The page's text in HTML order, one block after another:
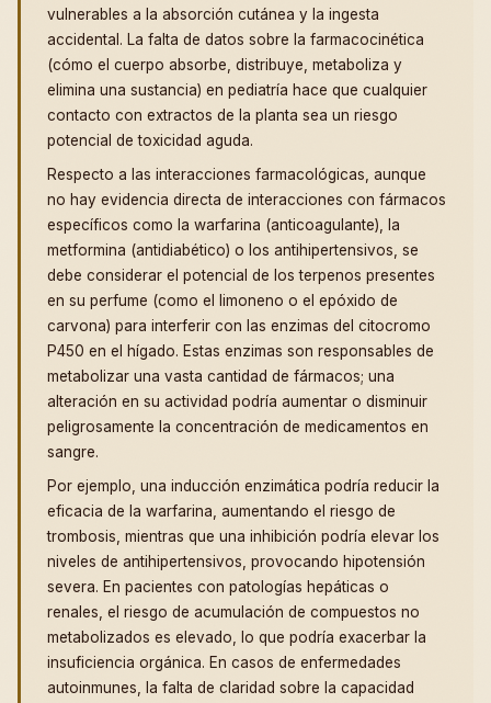
vulnerables a la absorción cutánea y la ingesta
accidental. La falta de datos sobre la farmacocinética
(cómo el cuerpo absorbe, distribuye, metaboliza y
elimina una sustancia) en pediatría hace que cualquier
contacto con extractos de la planta sea un riesgo
potencial de toxicidad aguda.
Respecto a las interacciones farmacológicas, aunque
no hay evidencia directa de interacciones con fármacos
específicos como la warfarina (anticoagulante), la
metformina (antidiabético) o los antihipertensivos, se
debe considerar el potencial de los terpenos presentes
en su perfume (como el limoneno o el epóxido de
carvona) para interferir con las enzimas del citocromo
P450 en el hígado. Estas enzimas son responsables de
metabolizar una vasta cantidad de fármacos; una
alteración en su actividad podría aumentar o disminuir
peligrosamente la concentración de medicamentos en
sangre.
Por ejemplo, una inducción enzimática podría reducir la
eficacia de la warfarina, aumentando el riesgo de
trombosis, mientras que una inhibición podría elevar los
niveles de antihipertensivos, provocando hipotensión
severa. En pacientes con patologías hepáticas o
renales, el riesgo de acumulación de compuestos no
metabolizados es elevado, lo que podría exacerbar la
insuficiencia orgánica. En casos de enfermedades
autoinmunes, la falta de claridad sobre la capacidad